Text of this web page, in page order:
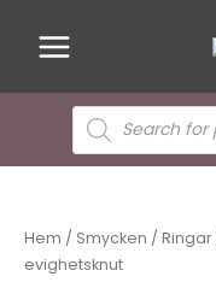
innehållMenu
Sök
efter
produkter
Hem / Smycken / Ringar
evighetsknut
Nordisk
Mytologi